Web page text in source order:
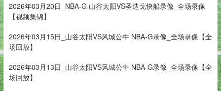
2026年03月20日_NBA-G 山谷太阳VS圣迭戈快船录像_全场录像
【视频集锦】
2026年03月15日_山谷太阳VS风城公牛 NBA-G录像_全场录像【全
场回放】
2026年03月13日_山谷太阳VS风城公牛 NBA-G录像_全场录像【全
场回放】